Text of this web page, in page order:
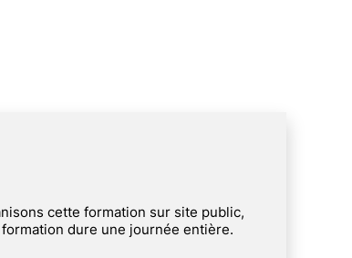
cette formation sur site public,
dure une journée entière.